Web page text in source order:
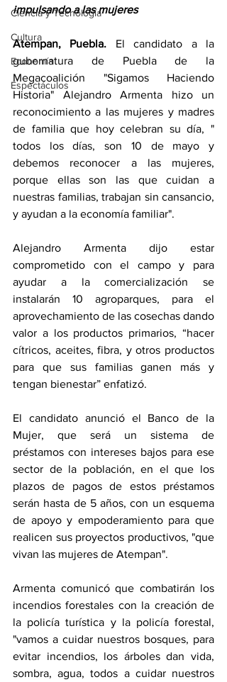
Ciencia y Tecnología
Cultura
Economía
Espectáculos
impulsando a las mujeres
Atempan, Puebla. El candidato a la
gubernatura de Puebla de la
Megacoalición "Sigamos Haciendo
Historia" Alejandro Armenta hizo un
reconocimiento a las mujeres y madres
de familia que hoy celebran su día, "
todos los días, son 10 de mayo y
debemos reconocer a las mujeres,
porque ellas son las que cuidan a
nuestras familias, trabajan sin cansancio,
y ayudan a la economía familiar".
Alejandro Armenta dijo estar
comprometido con el campo y para
ayudar a la comercialización se
instalarán 10 agroparques, para el
aprovechamiento de las cosechas dando
valor a los productos primarios, “hacer
cítricos, aceites, fibra, y otros productos
para que sus familias ganen más y
tengan bienestar” enfatizó.
El candidato anunció el Banco de la
Mujer, que será un sistema de
préstamos con intereses bajos para ese
sector de la población, en el que los
plazos de pagos de estos préstamos
serán hasta de 5 años, con un esquema
de apoyo y empoderamiento para que
realicen sus proyectos productivos, "que
vivan las mujeres de Atempan".
Armenta comunicó que combatirán los
incendios forestales con la creación de
la policía turística y la policía forestal,
"vamos a cuidar nuestros bosques, para
evitar incendios, los árboles dan vida,
sombra, agua, todos a cuidar nuestros